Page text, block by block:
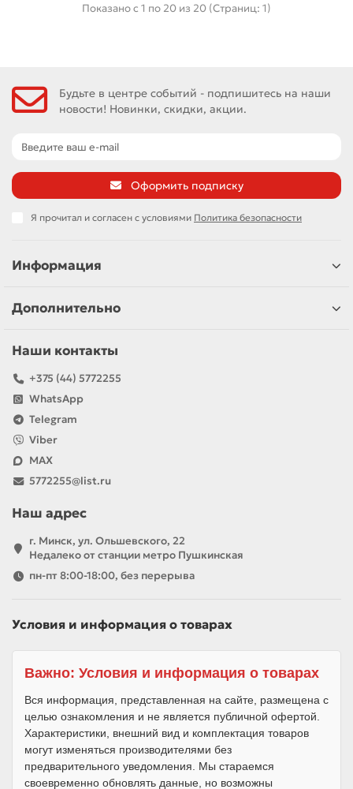
Показано с 1 по 20 из 20 (Страниц: 1)
Будьте в центре событий - подпишитесь на наши
новости! Новинки, скидки, акции.
Оформить подписку
Я прочитал и согласен с условиями Политика безопасности
Информация
Дополнительно
Наши контакты
+375 (44) 5772255
WhatsApp
Telegram
Viber
MAX
5772255@list.ru
Наш адрес
г. Минск, ул. Ольшевского, 22
Недалеко от станции метро Пушкинская
пн-пт 8:00-18:00, без перерыва
Условия и информация о товарах
Важно: Условия и информация о товарах
Вся информация, представленная на сайте, размещена с
целью ознакомления и не является публичной офертой.
Характеристики, внешний вид и комплектация товаров
могут изменяться производителями без
предварительного уведомления. Мы стараемся
своевременно обновлять данные, но возможны